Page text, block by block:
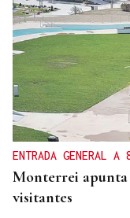
ENTRADA GENERAL A
Monterrei apunta
visitantes